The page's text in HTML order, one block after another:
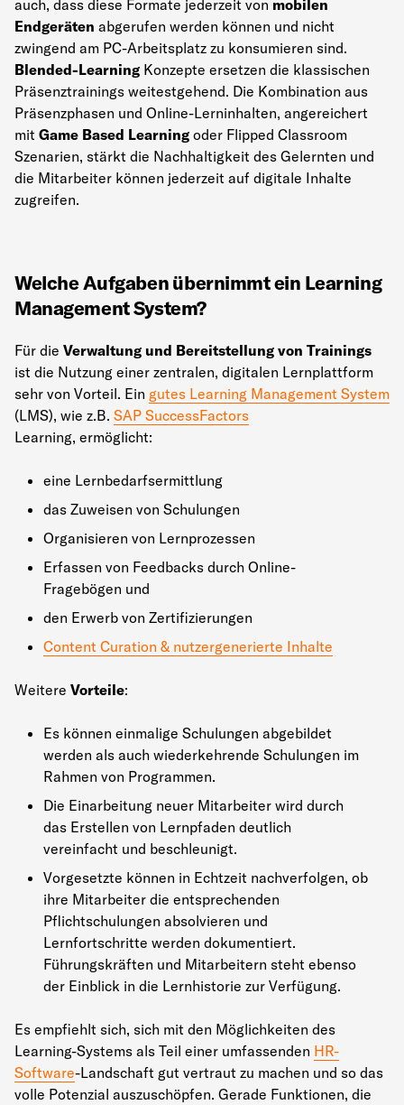
auch, dass diese Formate jederzeit von mobilen
Endgeräten abgerufen werden können und nicht
zwingend am PC-Arbeitsplatz zu konsumieren sind.
Blended-Learning Konzepte ersetzen die klassischen
Präsenztrainings weitestgehend. Die Kombination aus
Präsenzphasen und Online-Lerninhalten, angereichert
mit Game Based Learning oder Flipped Classroom
Szenarien, stärkt die Nachhaltigkeit des Gelernten und
die Mitarbeiter können jederzeit auf digitale Inhalte
zugreifen.
Welche Aufgaben übernimmt ein Learning
Management System?
Für die Verwaltung und Bereitstellung von Trainings
ist die Nutzung einer zentralen, digitalen Lernplattform
sehr von Vorteil. Ein gutes Learning Management System
(LMS), wie z.B. SAP SuccessFactors
Learning, ermöglicht:
eine Lernbedarfsermittlung
das Zuweisen von Schulungen
Organisieren von Lernprozessen
Erfassen von Feedbacks durch Online-
Fragebögen und
den Erwerb von Zertifizierungen
Content Curation & nutzergenerierte Inhalte
Weitere Vorteile:
Es können einmalige Schulungen abgebildet
werden als auch wiederkehrende Schulungen im
Rahmen von Programmen.
Die Einarbeitung neuer Mitarbeiter wird durch
das Erstellen von Lernpfaden deutlich
vereinfacht und beschleunigt.
Vorgesetzte können in Echtzeit nachverfolgen, ob
ihre Mitarbeiter die entsprechenden
Pflichtschulungen absolvieren und
Lernfortschritte werden dokumentiert.
Führungskräften und Mitarbeitern steht ebenso
der Einblick in die Lernhistorie zur Verfügung.
Es empfiehlt sich, sich mit den Möglichkeiten des
Learning-Systems als Teil einer umfassenden HR-
Software-Landschaft gut vertraut zu machen und so das
volle Potenzial auszuschöpfen. Gerade Funktionen, die